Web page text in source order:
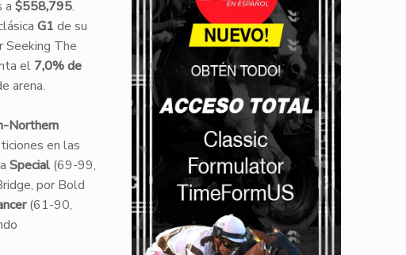
a $558,795.
G1 de su
Seeking The
el 7,0% de
arena.
Northern
en las
Special(69-99,
por Bold
(61-90,